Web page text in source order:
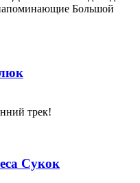
Большой
трек!
Сукок